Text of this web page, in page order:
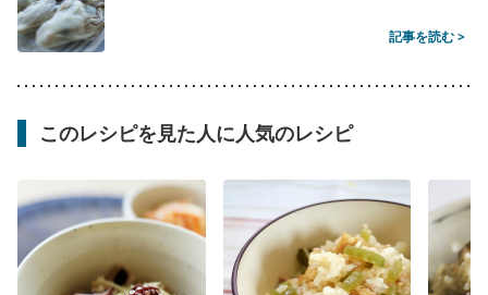
記事を読む >
このレシピを見た人に人気のレシピ